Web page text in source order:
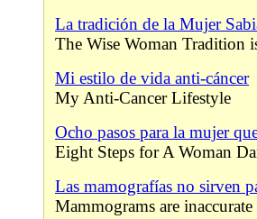
La tradición de la Mujer
The Wise Woman Tradition
Mi estilo de vida anti-cáncer
My Anti-Cancer Lifestyle
Ocho pasos para la mujer
Eight Steps for A Woman
Las mamografías no sirven
Mammograms are inaccurate